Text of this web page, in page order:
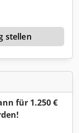
stellen
für 1.250 €